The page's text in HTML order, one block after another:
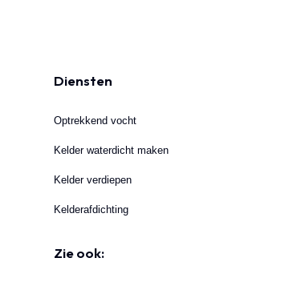
Diensten
Optrekkend vocht
Kelder waterdicht maken
Kelder verdiepen
Kelderafdichting
Zie ook: